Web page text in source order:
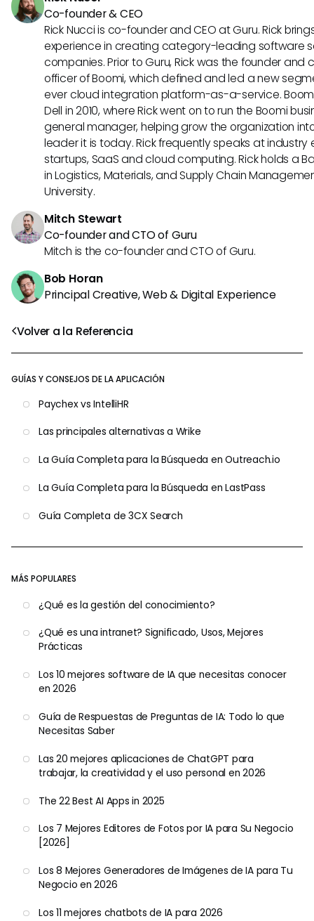
Volver a la Referencia
GUÍAS Y CONSEJOS DE LA APLICACIÓN
Paychex vs IntelliHR
Las principales alternativas a Wrike
La Guía Completa para la Búsqueda en Outreach.io
La Guía Completa para la Búsqueda en LastPass
Guía Completa de 3CX Search
MÁS POPULARES
¿Qué es la gestión del conocimiento?
¿Qué es una intranet? Significado, Usos, Mejores
Prácticas
Los 10 mejores software de IA que necesitas conocer
en 2026
Guía de Respuestas de Preguntas de IA: Todo lo que
Necesitas Saber
Las 20 mejores aplicaciones de ChatGPT para
trabajar, la creatividad y el uso personal en 2026
The 22 Best AI Apps in 2025
Los 7 Mejores Editores de Fotos por IA para Su Negocio
[2026]
Los 8 Mejores Generadores de Imágenes de IA para Tu
Negocio en 2026
Los 11 mejores chatbots de IA para 2026
Co-founder & CEO
Rick Nucci is co-founder and CEO at Guru. Rick
experience in creating category-leading software
companies. Prior to Guru, Rick was the founder and
officer of Boomi, which defined and led a new
ever cloud integration platform-as-a-service.
Dell in 2010, where Rick went on to run the Boomi
general manager, helping grow the organization
leader it is today. Rick frequently speaks at
startups, SaaS and cloud computing. Rick holds a
in Logistics, Materials, and Supply Chain
University.
Mitch Stewart
Co-founder and CTO of Guru
Mitch is the co-founder and CTO of Guru.
Bob Horan
Principal Creative, Web & Digital Experience